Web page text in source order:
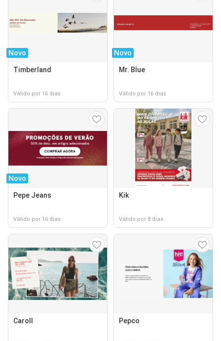
Novo
Timberland
Válido por 16 dias
Novo
Mr. Blue
Válido por 16 dias
Novo
Pepe Jeans
Válido por 16 dias
Kik
Válido por 8 dias
Caroll Pepco